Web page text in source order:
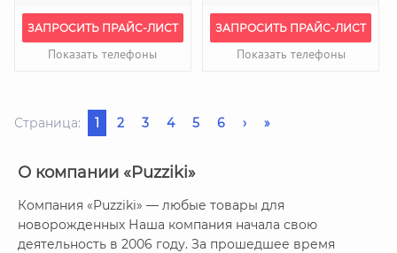
ЗАПРОСИТЬ ПРАЙС-ЛИСТ
Показать телефоны
ЗАПРОСИТЬ ПРАЙС-ЛИСТ
Показать телефоны
Страница: 1 2 3 4 5 6 › »
О компании «Puzziki»
Компания «Puzziki» — любые товары для
новорожденных Наша компания начала свою
деятельность в 2006 году. За прошедшее время